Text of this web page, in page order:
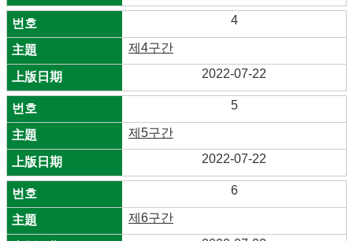
4
제4구간
2022-07-22
5
제5구간
2022-07-22
6
제6구간